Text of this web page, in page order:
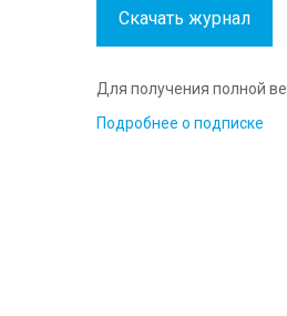
Скачать журнал
Для получения полной
Подробнее о подписке